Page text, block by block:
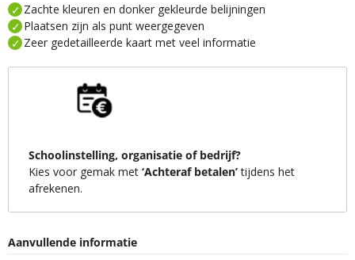
Zachte kleuren en donker gekleurde belijningen
Plaatsen zijn als punt weergegeven
Zeer gedetailleerde kaart met veel informatie
Schoolinstelling, organisatie of bedrijf?
Kies voor gemak met ‘Achteraf betalen’tijdens het
afrekenen.
Aanvullende informatie